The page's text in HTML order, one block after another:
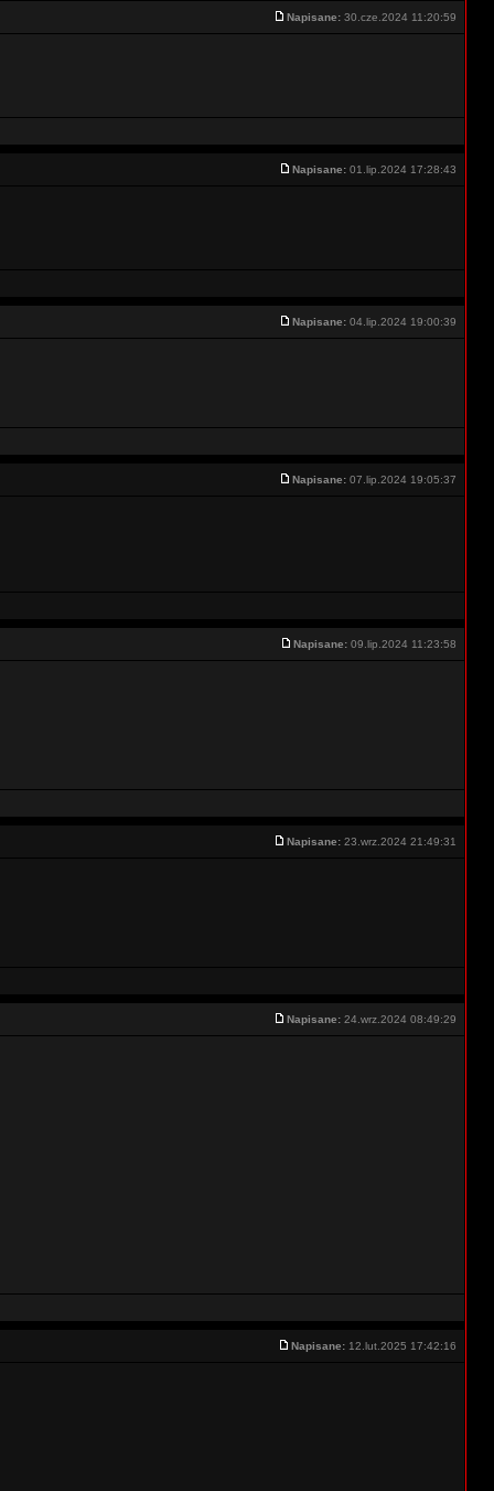
Napisane: 30.cze.2024 11:20:59
Napisane: 01.lip.2024 17:28:43
Napisane: 04.lip.2024 19:00:39
Napisane: 07.lip.2024 19:05:37
Napisane: 09.lip.2024 11:23:58
Napisane: 23.wrz.2024 21:49:31
Napisane: 24.wrz.2024 08:49:29
Napisane: 12.lut.2025 17:42:16